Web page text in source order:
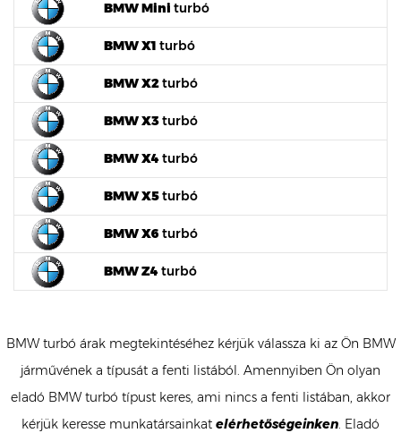
BMW Mini turbó
BMW X1 turbó
BMW X2turbó
BMW X3turbó
BMW X4turbó
BMW X5turbó
BMW X6 turbó
BMW Z4turbó
BMW turbó árak megtekintéséhez kérjük válassza ki az Ön BMW
járművének a típusát a fenti listából. Amennyiben Ön olyan
eladó BMW turbó típust keres, ami nincs a fenti listában, akkor
kérjük keresse munkatársainkat elérhetőségeinken. Eladó